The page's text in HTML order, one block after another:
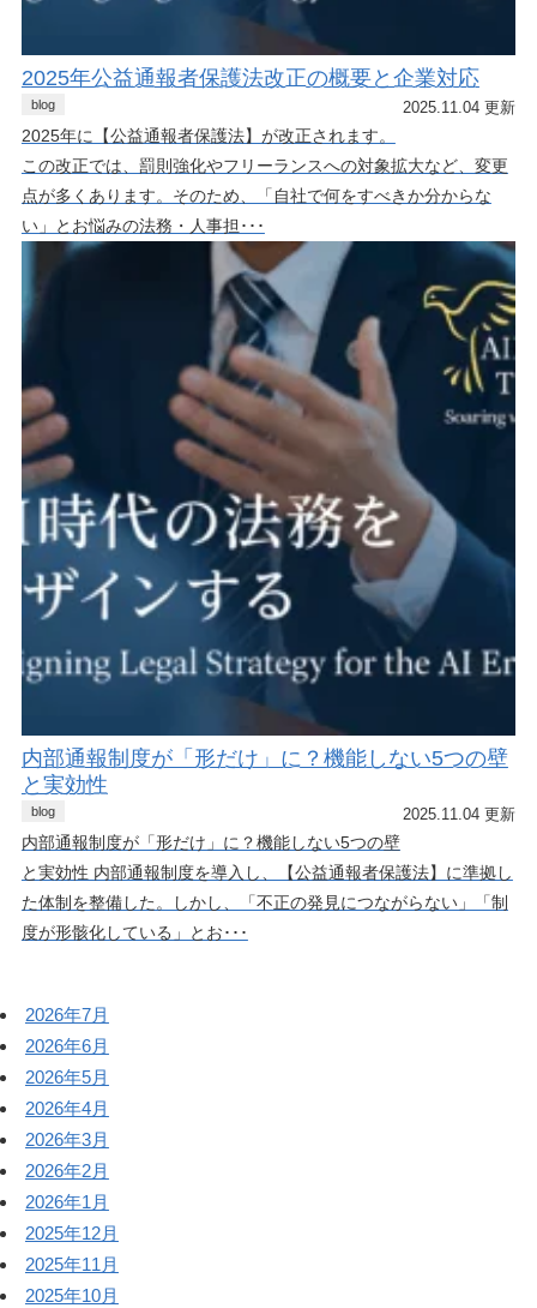
2025年公益通報者保護法改正の概要と企業対応
blog 2025.11.04 更新
2025年に【公益通報者保護法】が改正されます。
この改正では、罰則強化やフリーランスへの対象拡大など、変更
点が多くあります。そのため、「自社で何をすべきか分からな
い」とお悩みの法務・人事担･･･
内部通報制度が「形だけ」に？機能しない5つの壁
と実効性
blog 2025.11.04 更新
内部通報制度が「形だけ」に？機能しない5つの壁
と実効性 内部通報制度を導入し、【公益通報者保護法】に準拠し
た体制を整備した。しかし、「不正の発見につながらない」「制
度が形骸化している」とお･･･
2026年7月
2026年6月
2026年5月
2026年4月
2026年3月
2026年2月
2026年1月
2025年12月
2025年11月
2025年10月